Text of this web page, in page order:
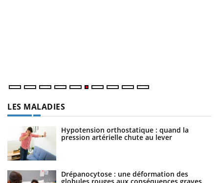
LES MALADIES
Hypotension orthostatique : quand la
pression artérielle chute au lever
Drépanocytose : une déformation des